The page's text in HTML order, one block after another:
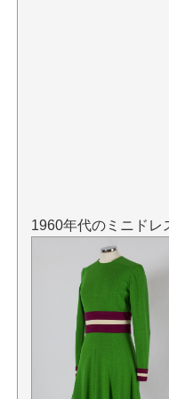
1960年代のミニドレ